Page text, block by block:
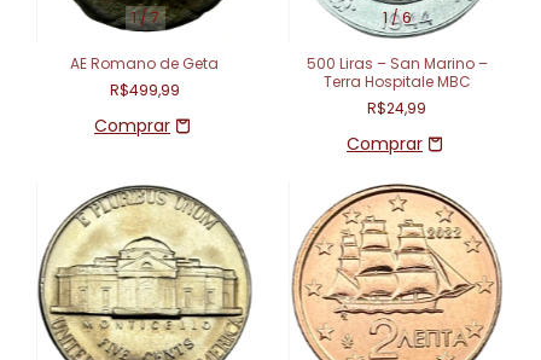
1/7
AE Romano de Geta
R$499,99
1/6
500 Liras – San Marino –
Terra Hospitale MBC
R$24,99